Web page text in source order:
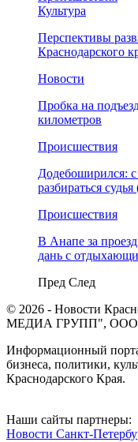
Культура
Перспективы
Краснодарского
Новости
Пробка на
километров
Происшествия
Додебоширился:
разбираться
Происшествия
В Анапе за
дань с
Пред След
© 2026 - Новости
МЕДИА ГРУПП", ООО.
Информационный
бизнеса, политики,
Краснодарского Края.
Наши сайты партнеры:
Новости Санкт-